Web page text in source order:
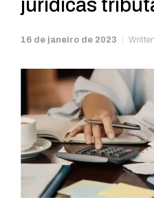
jurídicas
16 de janeiro de 2023